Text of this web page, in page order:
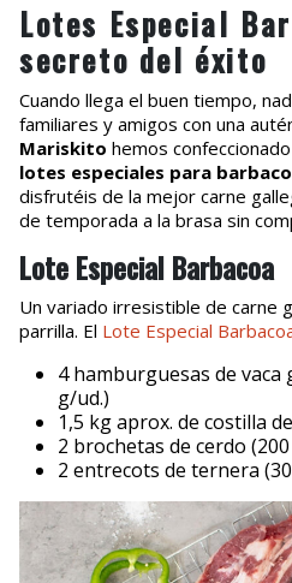
Lotes Especial
secreto del éxito
Cuando llega el buen tiempo,
familiares y amigos con una
Mariskito hemos
lotes especiales para
disfrutéis de la mejor carne
de temporada a la brasa sin
Lote Especial Barbacoa
Un variado irresistible de carne
parrilla. El Lote Especial
4 hamburguesas de vaca
g/ud.)
1,5 kg aprox. de costilla
2 brochetas de cerdo
2 entrecots de ternera